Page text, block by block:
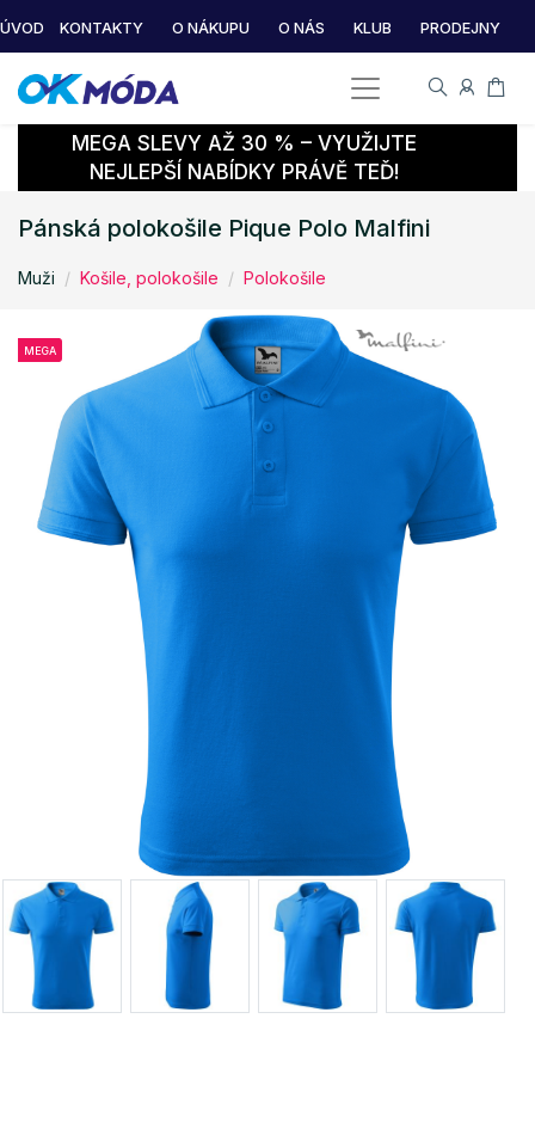
ÚVOD KONTAKTY O NÁKUPU O NÁS KLUB PRODEJNY
MEGA SLEVY AŽ 30 % – VYUŽIJTE
NEJLEPŠÍ NABÍDKY PRÁVĚ TEĎ!
Pánská polokošile Pique Polo Malfini
Muži Košile, polokošile Polokošile
MEGA